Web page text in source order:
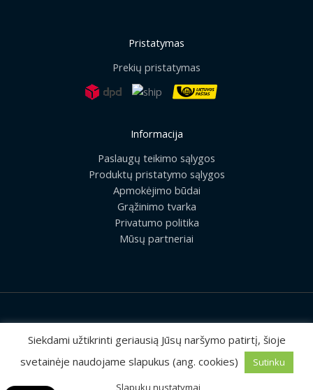
Pristatymas
Prekių pristatymas
Informacija
Paslaugų teikimo sąlygos
Produktų pristatymo sąlygos
Apmokėjimo būdai
Grąžinimo tvarka
Privatumo politika
Mūsų partneriai
2026 © Visos teisės saugomos | UAB „Rilis“
Sprendimas:MEDIAERN
Siekdami užtikrinti geriausią Jūsų naršymo patirtį, šioje
svetainėje naudojame slapukus (ang. cookies)
Sutinku
Slapukų nustatymai